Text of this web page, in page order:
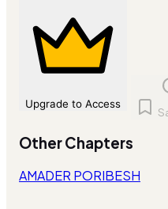
Upgrade to Access
Other Chapters
AMADER PORIBESH